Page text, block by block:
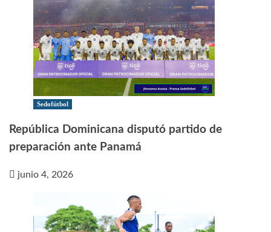
Sedofútbol
República Dominicana disputó partido de
preparación ante Panamá
junio 4, 2026